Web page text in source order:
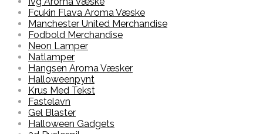
Fcukin Flava Aroma Væske
Manchester United Merchandise
Fodbold Merchandise
Neon Lamper
Natlamper
Hangsen Aroma Væsker
Halloweenpynt
Krus Med Tekst
Fastelavn
Gel Blaster
Halloween Gadgets